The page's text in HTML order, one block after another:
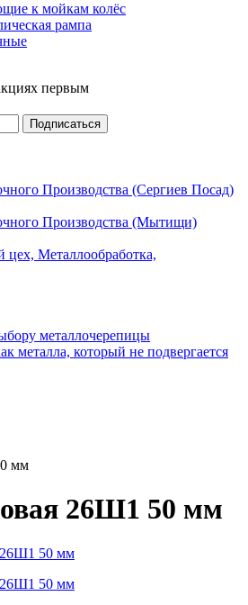
к мойкам колёс
рампа
первым
Производства (Сергиев Посад)
Производства (Мытищи)
Металлообработка,
металлочерепицы
металла, который не подвергается
мм
26Ш1 50 мм